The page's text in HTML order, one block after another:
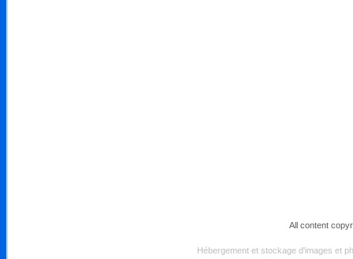
All content
Hébergement et stockage d'images et